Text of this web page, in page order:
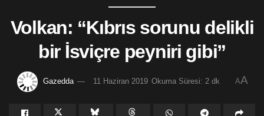
Volkan: “Kıbrıs sorunu delikli
bir İsviçre peyniri gibi”
Gazedda 11 Haziran 2019 Okuma Süresi: 2 dk AA